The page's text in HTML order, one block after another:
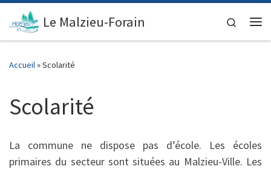
principalPasser au contenu
Le Malzieu-Forain
Search
Accueil»Scolarité
Scolarité
La commune ne dispose pas d’école. Les écoles
primaires du secteur sont situées au Malzieu-Ville. Les